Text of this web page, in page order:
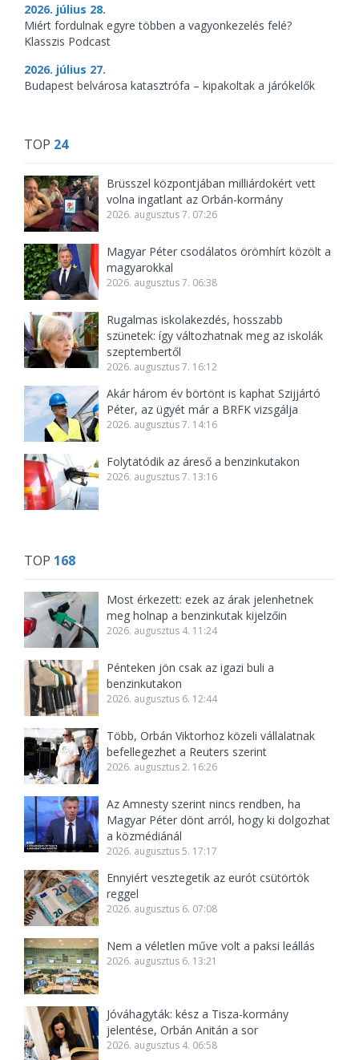
2026. július 28.
Miért fordulnak egyre többen a vagyonkezelés felé?
Klasszis Podcast
2026. július 27.
Budapest belvárosa katasztrófa – kipakoltak a járókelők
TOP 24
Brüsszel központjában milliárdokért vett
volna ingatlant az Orbán-kormány
2026. augusztus 7. 07:26
Magyar Péter csodálatos örömhírt közölt a
magyarokkal
2026. augusztus 7. 06:38
Rugalmas iskolakezdés, hosszabb
szünetek: így változhatnak meg az iskolák
szeptembertől
2026. augusztus 7. 16:12
Akár három év börtönt is kaphat Szijjártó
Péter, az ügyét már a BRFK vizsgálja
2026. augusztus 7. 14:16
Folytatódik az áreső a benzinkutakon
2026. augusztus 7. 13:16
TOP 168
Most érkezett: ezek az árak jelenhetnek
meg holnap a benzinkutak kijelzőin
2026. augusztus 4. 11:24
Pénteken jön csak az igazi buli a
benzinkutakon
2026. augusztus 6. 12:44
Több, Orbán Viktorhoz közeli vállalatnak
befellegezhet a Reuters szerint
2026. augusztus 2. 16:26
Az Amnesty szerint nincs rendben, ha
Magyar Péter dönt arról, hogy ki dolgozhat
a közmédiánál
2026. augusztus 5. 17:17
Ennyiért vesztegetik az eurót csütörtök
reggel
2026. augusztus 6. 07:08
Nem a véletlen műve volt a paksi leállás
2026. augusztus 6. 13:21
Jóváhagyták: kész a Tisza-kormány
jelentése, Orbán Anitán a sor
2026. augusztus 4. 06:58